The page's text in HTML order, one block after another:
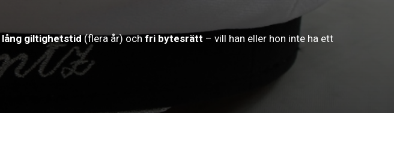
lång giltighetstid(flera år) och fri bytesrätt – vill han eller hon inte ha ett